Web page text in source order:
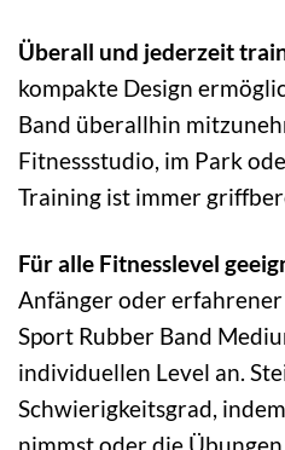
Überall und jederzeit
kompakte Design
Band überallhin
Fitnessstudio, im Park
Training ist immer
Für alle Fitnesslevel
Anfänger oder
Sport Rubber Band
individuellen Level an.
Schwierigkeitsgrad,